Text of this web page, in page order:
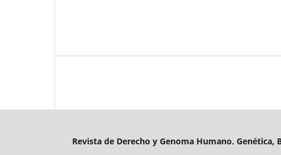
Revista de Derecho y Genoma Humano.